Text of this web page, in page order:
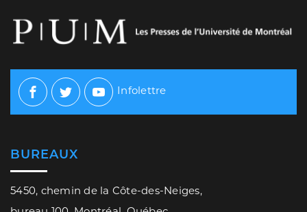
Facebook
TwitterYoutube
Infolettre
BUREAUX
5450, chemin de la Côte-des-Neiges,